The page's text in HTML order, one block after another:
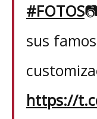
#FOTOS
sus
https://